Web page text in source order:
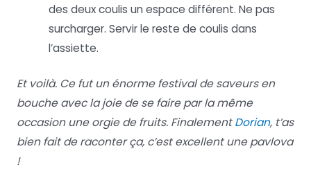
des deux coulis un espace différent. Ne pas
surcharger. Servir le reste de coulis dans
l’assiette.
Et voilà. Ce fut un énorme festival de saveurs en
bouche avec la joie de se faire par la même
occasion une orgie de fruits. FinalementDorian, t’as
bien fait de raconter ça, c’est excellent une pavlova
!